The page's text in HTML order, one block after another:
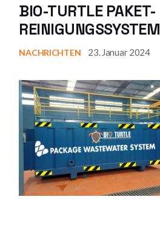
BIO-TURTLE PAKET-
REINIGUNGSSYSTEM
NACHRICHTEN 23. Januar 2024